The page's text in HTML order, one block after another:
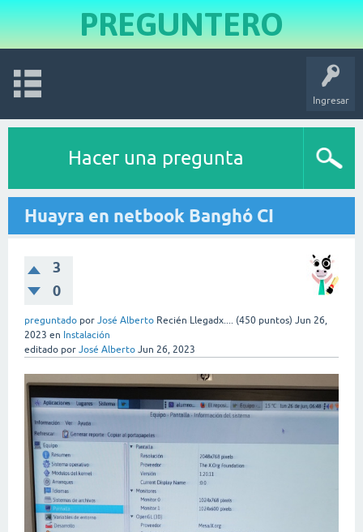
PREGUNTERO
Ingresar
Hacer una pregunta
Huayra en netbook Banghó CI
3
0
preguntado por José Alberto Recién Llegadx.... (450 puntos) Jun 26,
2023 en Instalación
editado por José Alberto Jun 26, 2023